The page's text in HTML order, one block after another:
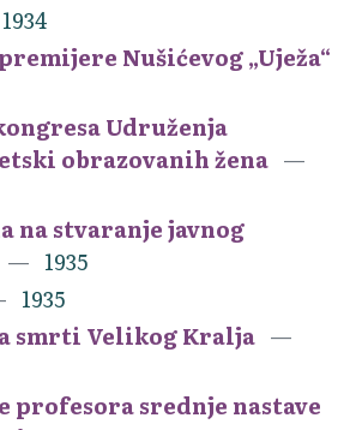
1934
Nušićevog „Uježa“
Udruženja
obrazovanih žena
na stvaranje javnog
1935
1935
smrti Velikog Kralja
profesora srednje nastave